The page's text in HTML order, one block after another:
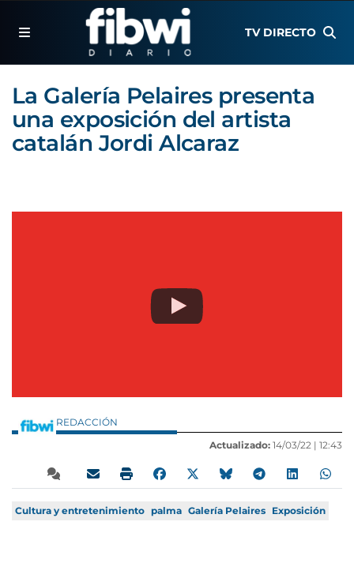
TV DIRECTO
La Galería Pelaires presenta
una exposición del artista
catalán Jordi Alcaraz
REDACCIÓN
Actualizado: 14/03/22 | 12:43
Cultura y entretenimiento palma Galería Pelaires Exposición